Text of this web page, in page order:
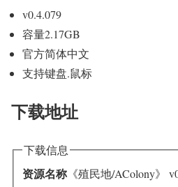
v0.4.079
容量2.17GB
官方简体中文
支持键盘.鼠标
下载地址
下载信息
资源名称 《殖民地/AColony》